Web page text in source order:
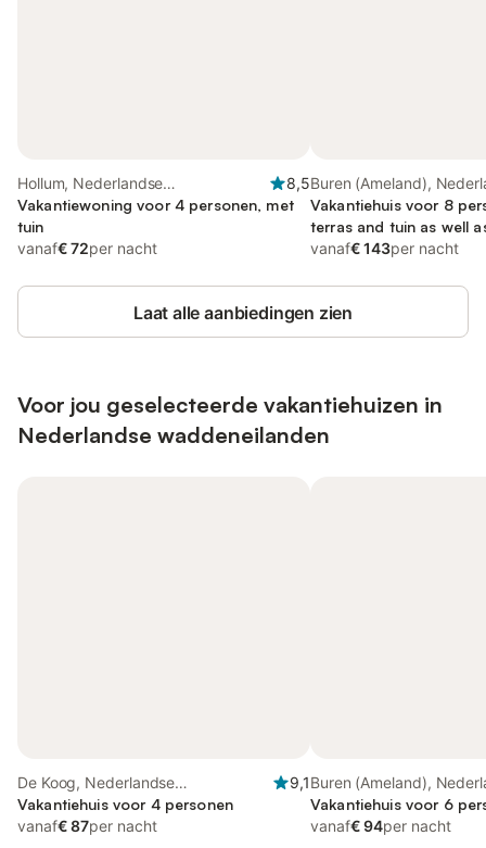
Hollum, Nederlandse
waddeneilanden
8,5
Vakantiewoning voor 4 personen, met
tuin
vanaf€ 72per nacht
Buren (Ameland),
waddeneilanden
Vakantiehuis voor 8
terras and tuin as well
vanaf€ 143per nacht
Laat alle aanbiedingen zien
Voor jou geselecteerde vakantiehuizen in
Nederlandse waddeneilanden
De Koog, Nederlandse
waddeneilanden
9,1
Vakantiehuis voor 4 personen
vanaf€ 87per nacht
Buren (Ameland),
waddeneilanden
Vakantiehuis voor 6
vanaf€ 94per nacht